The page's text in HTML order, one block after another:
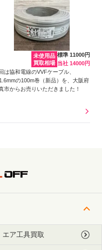
未使用品
買取相場
標準 11000円
当社 14000円
は協和電線のVVFケーブル、
の100m巻（新品）を、大阪府
市からお売りいただきました！
エア工具買取